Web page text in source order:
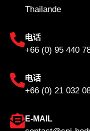
Thailande
电话
+66 (0) 95 440
电话
+66 (0) 21 032
E-MAIL